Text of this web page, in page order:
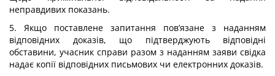
неправдивих показань.
5. Якщо поставлене запитання пов’язане з наданням
відповідних доказів, що підтверджують відповідні
обставини, учасник справи разом з наданням заяви свідка
надає копії відповідних письмових чи електронних доказів.